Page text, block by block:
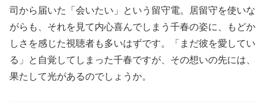
司から届いた「会いたい」という留守電。居留守を使いな
がらも、それを見て内心喜んでしまう千春の姿に、もどか
しさを感じた視聴者も多いはずです。「まだ彼を愛してい
る」と自覚してしまった千春ですが、その想いの先には、
果たして光があるのでしょうか。